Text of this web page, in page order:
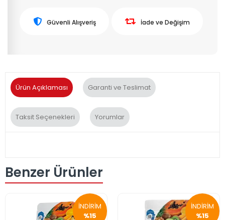
Güvenli Alışveriş İade ve Değişim
Ürün Açıklaması Garanti ve Teslimat
Taksit Seçenekleri Yorumlar
Benzer Ürünler
İNDİRİM
%15
İNDİRİM
%15